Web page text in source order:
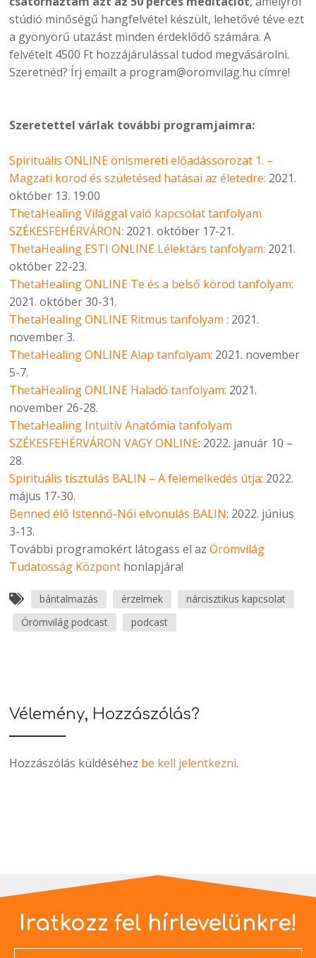
stúdió minőségű hangfelvétel készült, lehetővé téve ezt
a gyönyörű utazást minden érdeklődő számára. A
felvételt 4500 Ft hozzájárulással tudod megvásárolni.
Szeretnéd? Írj emailt a program@oromvilag.hu címre!
Szeretettel várlak további programjaimra:
Spirituális ONLINE önismereti előadássorozat 1. –
Magzati korod és születésed hatásai az életedre: 2021.
október 13. 19:00
ThetaHealing Világgal való kapcsolat tanfolyam
SZÉKESFEHÉRVÁRON: 2021. október 17-21.
ThetaHealing ESTI ONLINE Lélektárs tanfolyam: 2021.
október 22-23.
ThetaHealing ONLINE Te és a belső köröd tanfolyam:
2021. október 30-31.
ThetaHealing ONLINE Ritmus tanfolyam : 2021.
november 3.
ThetaHealing ONLINE Alap tanfolyam: 2021. november
5-7.
ThetaHealing ONLINE Haladó tanfolyam: 2021.
november 26-28.
ThetaHealing Intuitív Anatómia tanfolyam
SZÉKESFEHÉRVÁRON VAGY ONLINE: 2022. január 10 –
28.
Spirituális tisztulás BALIN – A felemelkedés útja: 2022.
május 17-30.
Benned élő Istennő-Női elvonulás BALIN: 2022. június
3-13.
További programokért látogass el azÖrömvilág
Tudatosság Központ honlapjára!
bántalmazás érzelmek
nárcisztikus kapcsolat
Örömvilág podcast
podcast
Vélemény, Hozzászólás?
Hozzászólás küldéséhez be kell jelentkezni.
Iratkozz fel hírlevelünkre!